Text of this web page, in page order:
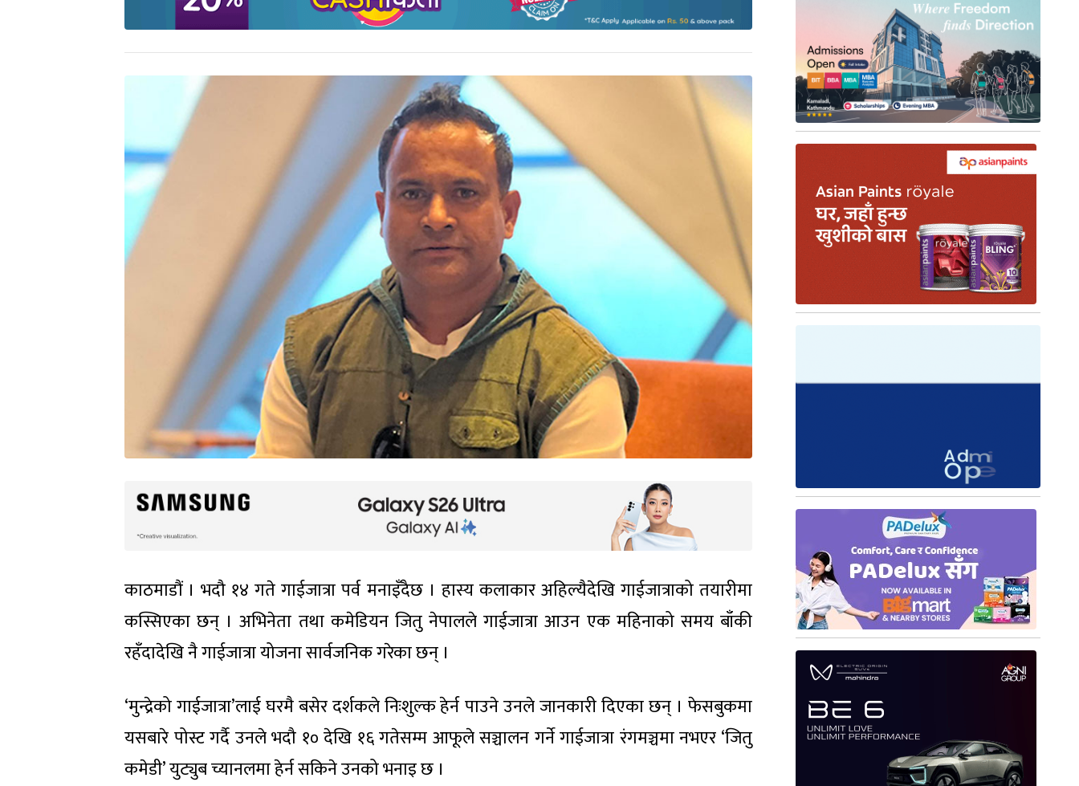
काठमाडौं । भदौ १४ गते गाईजात्रा पर्व मनाइँदैछ । हास्य कलाकार अहिल्यैदेखि गाईजात्राको तयारीमा
कस्सिएका छन् । अभिनेता तथा कमेडियन जितु नेपालले गाईजात्रा आउन एक महिनाको समय बाँकी
रहँदादेखि नै गाईजात्रा योजना सार्वजनिक गरेका छन् ।
‘मुन्द्रेको गाईजात्रा’लाई घरमै बसेर दर्शकले निःशुल्क हेर्न पाउने उनले जानकारी दिएका छन् । फेसबुकमा
यसबारे पोस्ट गर्दै उनले भदौ १० देखि १६ गतेसम्म आफूले सञ्चालन गर्ने गाईजात्रा रंगमञ्चमा नभएर ‘जितु
कमेडी’ युट्युब च्यानलमा हेर्न सकिने उनको भनाइ छ ।